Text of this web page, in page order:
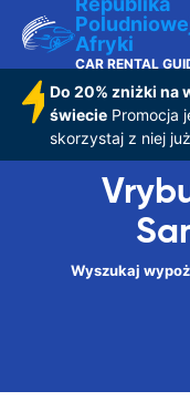
Afryki
CAR RENTAL
Do 20% zniżki na
świeciePromocja
skorzystaj z niej
Wyszukaj